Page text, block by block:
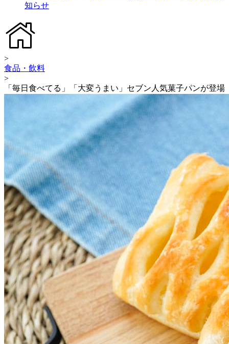
知らせ
>
食品・飲料
>
「毎日食べてる」「大変うまい」セブン人気菓子パンが登場